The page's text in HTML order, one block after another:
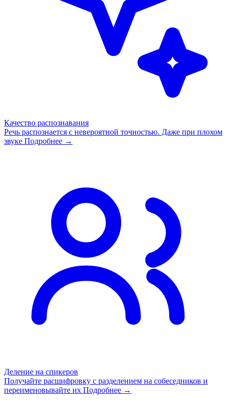
Качество распознавания
Речь распознается с невероятной точностью. Даже при плохом
звуке Подробнее →
Деление на спикеров
Получайте расшифровку с разделением на собеседников и
переименовывайте их Подробнее →